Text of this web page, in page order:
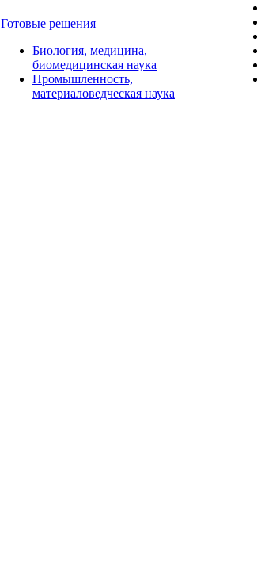
Готовые решения
Биология, медицина,
биомедицинская наука
Промышленность,
материаловедческая наука